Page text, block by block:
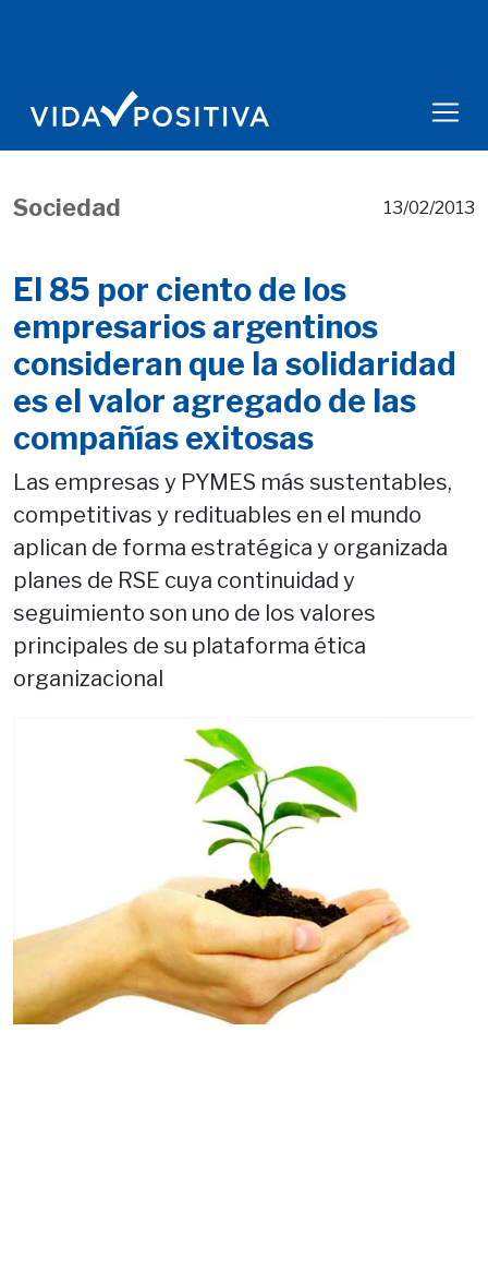
Sociedad 13/02/2013
El 85 por ciento de los
empresarios argentinos
consideran que la solidaridad
es el valor agregado de las
compañías exitosas
Las empresas y PYMES más sustentables,
competitivas y redituables en el mundo
aplican de forma estratégica y organizada
planes de RSE cuya continuidad y
seguimiento son uno de los valores
principales de su plataforma ética
organizacional